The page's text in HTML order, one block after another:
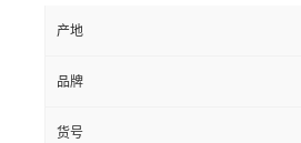
产地
品牌
货号